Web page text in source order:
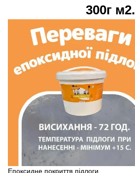
300г м2.
Епоксидне покриття підлоги